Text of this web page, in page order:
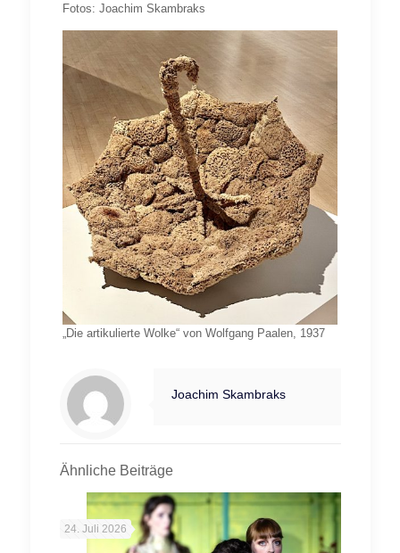
Fotos: Joachim Skambraks
„Die artikulierte Wolke“ von Wolfgang Paalen, 1937
Joachim Skambraks
Ähnliche Beiträge
24. Juli 2026